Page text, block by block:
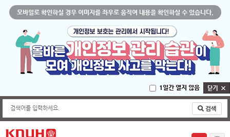
모바일로 확인하실 경우 이미지를 좌우로 움직여 내용을 확인하실 수 있습니다.
1일간 열지 않음
검색어를 입력하세요.